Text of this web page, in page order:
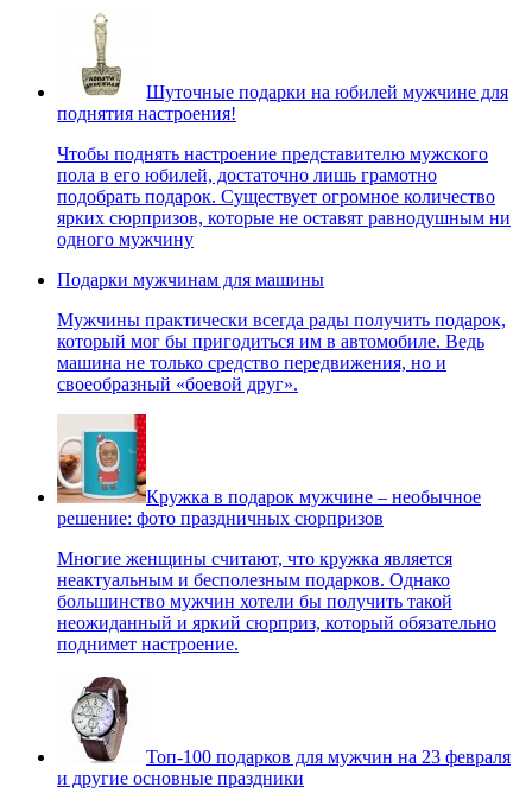
Шуточные подарки на юбилей мужчине для
поднятия настроения!
Чтобы поднять настроение представителю мужского
пола в его юбилей, достаточно лишь грамотно
подобрать подарок. Существует огромное количество
ярких сюрпризов, которые не оставят равнодушным ни
одного мужчину
Подарки мужчинам для машины
Мужчины практически всегда рады получить подарок,
который мог бы пригодиться им в автомобиле. Ведь
машина не только средство передвижения, но и
своеобразный «боевой друг».
Кружка в подарок мужчине – необычное
решение: фото праздничных сюрпризов
Многие женщины считают, что кружка является
неактуальным и бесполезным подарков. Однако
большинство мужчин хотели бы получить такой
неожиданный и яркий сюрприз, который обязательно
поднимет настроение.
Топ-100 подарков для мужчин на 23 февраля
и другие основные праздники